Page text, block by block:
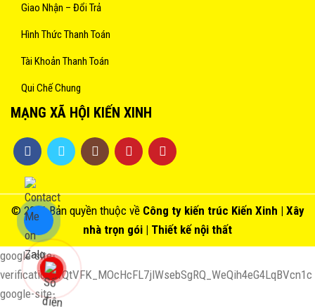
Giao Nhận – Đổi Trả
Hình Thức Thanh Toán
Tài Khoản Thanh Toán
Qui Chế Chung
MẠNG XÃ HỘI KIẾN XINH
© 2016 Bản quyền thuộc về Công ty kiến trúc Kiến Xinh | Xây
nhà trọn gói | Thiết kế nội thất
google-site-
verification=vQtVFK_MOcHcFL7jlWsebSgRQ_WeQih4eG4LqBVcn1c
google-site-